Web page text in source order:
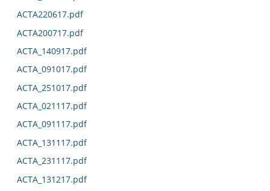
ACTA220617.pdf
ACTA200717.pdf
ACTA_140917.pdf
ACTA_091017.pdf
ACTA_251017.pdf
ACTA_021117.pdf
ACTA_091117.pdf
ACTA_131117.pdf
ACTA_231117.pdf
ACTA_131217.pdf